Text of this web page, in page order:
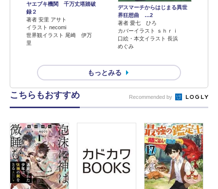
ヤエブキ機関 千万丈塔踏破
録２
著者 安里 アサト
イラスト necomi
世界観イラスト 尾崎 伊万
里
デスマーチからはじまる異世
界狂想曲 …2
著者 愛七 ひろ
カバーイラスト ｓｈｒｉ
口絵・本文イラスト 長浜
めぐみ
もっとみる
こちらもおすすめ Recommended by